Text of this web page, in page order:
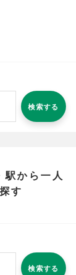
検索する
から一人
す
検索する